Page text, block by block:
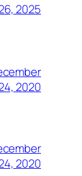
2025
2020
2020